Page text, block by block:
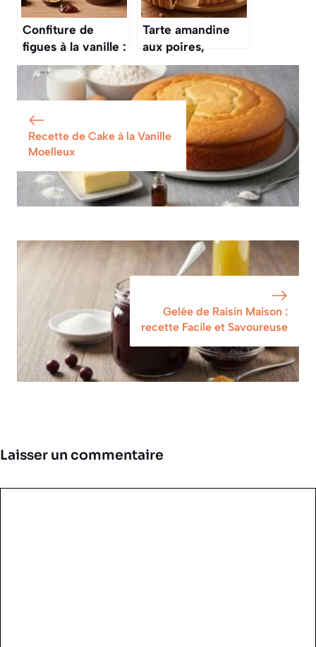
Confiture de
figues à la vanille :
recette facile et
gourmande
Tarte amandine
aux poires,
chocolat et orange
: recette
gourmande
Recette de Cake à la Vanille
Moelleux
Gelée de Raisin Maison :
recette Facile et Savoureuse
Laisser un commentaire